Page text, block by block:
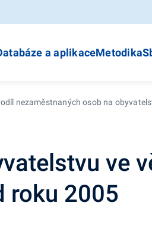
a aplikaceMetodika
nezaměstnaných osob na
ve
roku 2005